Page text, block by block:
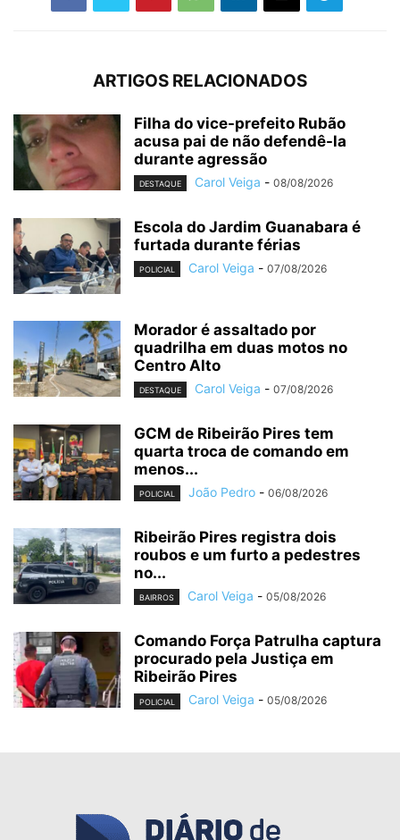
ARTIGOS RELACIONADOS
Filha do vice-prefeito Rubão
acusa pai de não defendê-la
durante agressão
DESTAQUE Carol Veiga - 08/08/2026
Escola do Jardim Guanabara é
furtada durante férias
POLICIAL Carol Veiga - 07/08/2026
Morador é assaltado por
quadrilha em duas motos no
Centro Alto
DESTAQUE Carol Veiga - 07/08/2026
GCM de Ribeirão Pires tem
quarta troca de comando em
menos...
POLICIAL João Pedro - 06/08/2026
Ribeirão Pires registra dois
roubos e um furto a pedestres
no...
BAIRROS Carol Veiga - 05/08/2026
Comando Força Patrulha captura
procurado pela Justiça em
Ribeirão Pires
POLICIAL Carol Veiga - 05/08/2026